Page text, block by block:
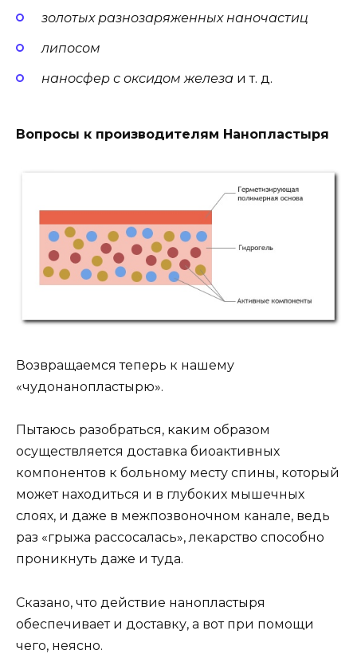
золотых разнозаряженных наночастиц
липосом
наносфер с оксидом железа и т. д.
Вопросы к производителям Нанопластыря
Возвращаемся теперь к нашему
«чудонанопластырю».
Пытаюсь разобраться, каким образом
осуществляется доставка биоактивных
компонентов к больному месту спины, который
может находиться и в глубоких мышечных
слоях, и даже в межпозвоночном канале, ведь
раз «грыжа рассосалась», лекарство способно
проникнуть даже и туда.
Сказано, что действие нанопластыря
обеспечивает и доставку, а вот при помощи
чего, неясно.